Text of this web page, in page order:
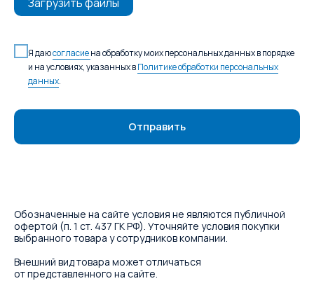
Я даюсогласиена обработку моих персональных данных в порядке
и на условиях, указанных вПолитике обработки персональных
данных.
Отправить
Обозначенные на сайте условия не являются публичной
офертой (п. 1 ст. 437 ГК РФ). Уточняйте условия покупки
выбранного товара у сотрудников компании.
Внешний вид товара может отличаться
от представленного на сайте.